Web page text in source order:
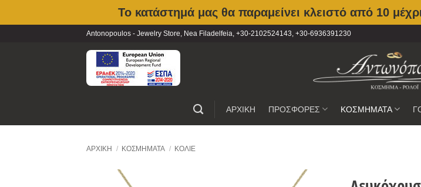
Το κατάστημά μας θα παραμείνει κλειστό από 10
Antonopoulos - Jewelry Store, Nea Filadelfeia, +30-2102524143, +30-6936391230
ΑΡΧΙΚΗ ΠΡΟΣΦΟΡΕΣ ΚΟΣΜΗΜΑΤΑ
ΑΡΧΙΚΉ / ΚΟΣΜΉΜΑΤΑ / ΚΟΛΙΈ